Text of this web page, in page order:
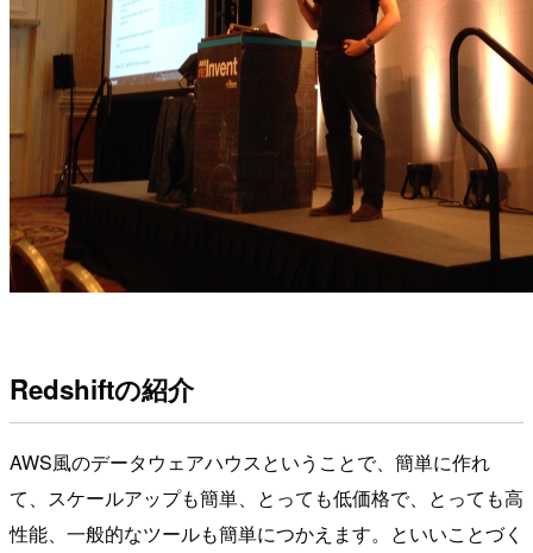
Redshiftの紹介
AWS風のデータウェアハウスということで、簡単に作れ
て、スケールアップも簡単、とっても低価格で、とっても高
性能、一般的なツールも簡単につかえます。といいことづく